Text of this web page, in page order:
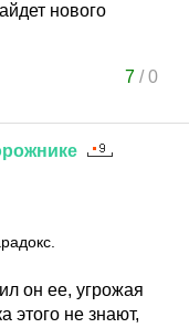
нового
7/0
он ее, угрожая
этого не знают,